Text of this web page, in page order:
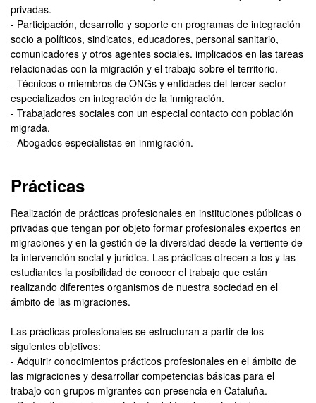
privadas.
- Participación, desarrollo y soporte en programas de integración
socio a políticos, sindicatos, educadores, personal sanitario,
comunicadores y otros agentes sociales. implicados en las tareas
relacionadas con la migración y el trabajo sobre el territorio.
- Técnicos o miembros de ONGs y entidades del tercer sector
especializados en integración de la inmigración.
- Trabajadores sociales con un especial contacto con población
migrada.
- Abogados especialistas en inmigración.
Prácticas
Realización de prácticas profesionales en instituciones públicas o
privadas que tengan por objeto formar profesionales expertos en
migraciones y en la gestión de la diversidad desde la vertiente de
la intervención social y jurídica. Las prácticas ofrecen a los y las
estudiantes la posibilidad de conocer el trabajo que están
realizando diferentes organismos de nuestra sociedad en el
ámbito de las migraciones.
Las prácticas profesionales se estructuran a partir de los
siguientes objetivos:
- Adquirir conocimientos prácticos profesionales en el ámbito de
las migraciones y desarrollar competencias básicas para el
trabajo con grupos migrantes con presencia en Cataluña.